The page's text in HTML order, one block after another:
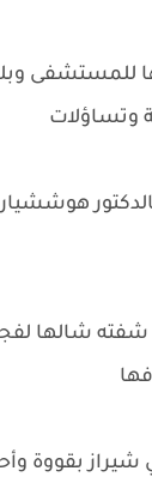
للمستشفى
وتساؤلات
شفته شالها
شيراز بقووة